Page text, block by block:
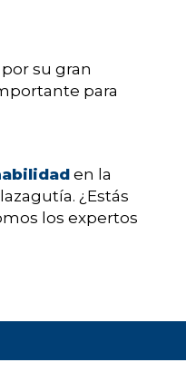
su gran
para
en la
¿Estás
los expertos